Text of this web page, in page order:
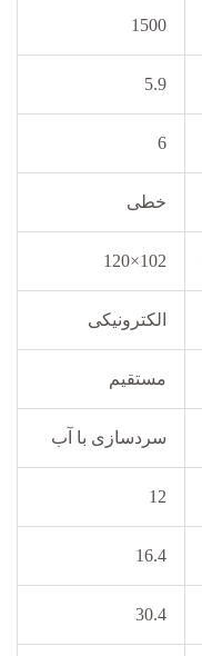
1500
5.9
6
خطی
102×120
الکترونیکی
مستقیم
سردسازی با آب
12
16.4
30.4